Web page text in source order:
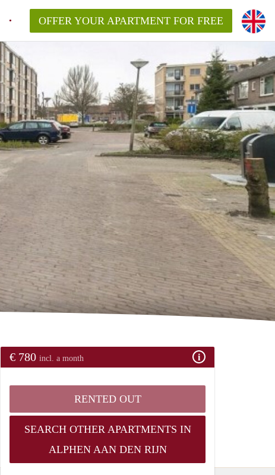
OFFER YOUR APARTMENT FOR FREE
€ 780 incl. a month
RENTED OUT
SEARCH OTHER APARTMENTS IN
ALPHEN AAN DEN RIJN